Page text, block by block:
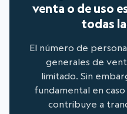
venta o de uso
todas
El número de
generales de
limitado. Sin
fundamental en
contribuye a